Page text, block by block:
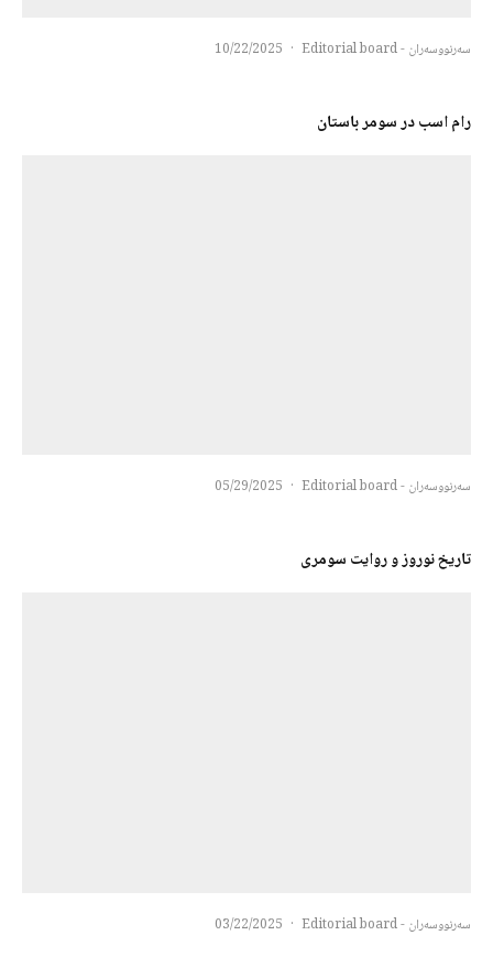
سەرنووسەران - Editorial board ·
10/22/2025
رام اسب در سومر باستان
سەرنووسەران - Editorial board ·
05/29/2025
تاریخ نوروز و روایت سومری
سەرنووسەران - Editorial board ·
03/22/2025